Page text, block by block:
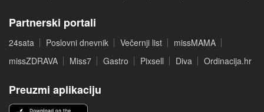
Partnerski portali
24sata Poslovni dnevnik Večernji list
missMAMA
missZDRAVA
Miss7 Gastro Pixsell Diva Ordinacija.hr
Preuzmi aplikaciju